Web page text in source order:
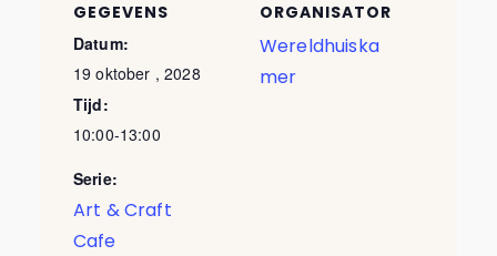
GEGEVENS
Datum:
19 oktober , 2028
Tijd:
10:00-13:00
Serie:
Art & Craft
Cafe
ORGANISATOR
Wereldhuiska
mer